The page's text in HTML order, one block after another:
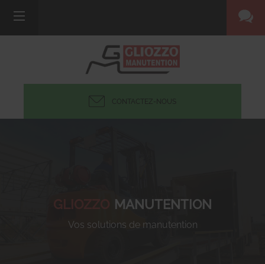
CONTACTEZ-NOUS
GLIOZZO MANUTENTION
Vos solutions de manutention